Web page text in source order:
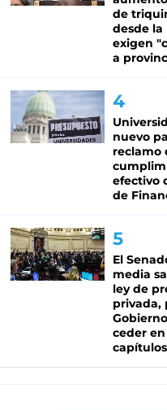
de
desde la
exigen
a
nuevo
reclamo
efectivo
de
El
media
ley de
privada,
ceder
capítulos